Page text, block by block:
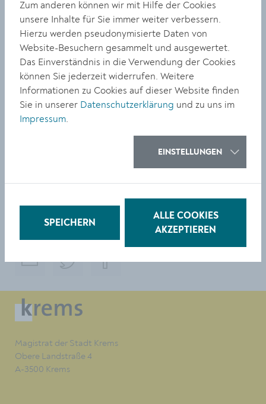
freien Eintritt. Eine Anmeldung ist nicht notwendig.
Weinlesen. Das Weingut Stadt Krems und seine Wurzeln
Autoren: Helmut Osberger und Daniel Haberler-
Maier
Herausgeber: Weingut Stadt Krems
Verlag: Bibliothek der Provinz, 320 Seiten, Preis:
34 Euro,
Foto: Fritz Miesbauer, Geschäftsführer des Weinguts
Stadt Krems lädt zur Buchpräsentation am 12. April in
die Dominikanerkirche ein.
TEILEN
Magistrat der Stadt Krems
Obere Landstraße 4
A-3500 Krems
Zum anderen können wir mit Hilfe der Cookies
unsere Inhalte für Sie immer weiter verbessern.
Hierzu werden pseudonymisierte Daten von
Website-Besuchern gesammelt und ausgewertet.
Das Einverständnis in die Verwendung der Cookies
können Sie jederzeit widerrufen. Weitere
Informationen zu Cookies auf dieser Website finden
Sie in unserer Datenschutzerklärung und zu uns im
Impressum.
EINSTELLUNGEN
SPEICHERN
ALLE COOKIES
AKZEPTIEREN